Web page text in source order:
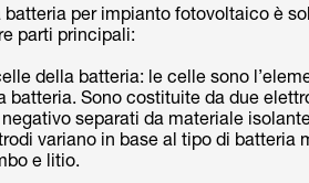
batteria per impianto fotovoltaico è
parti principali:
della batteria: le celle sono
batteria. Sono costituite da due
separati da materiale
variano in base al tipo di batteria
e litio.